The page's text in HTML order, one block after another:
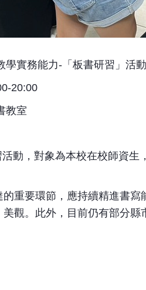
學實務能力-「板書研習」活動
20:00
教室
動，對象為本校在校師資
重要環節，應持續精進書
觀。此外，目前仍有部分